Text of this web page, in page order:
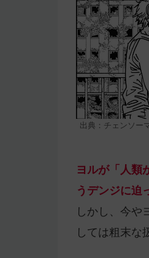
出典：チェンソー
ヨルが「人類
うデンジに迫
しかし、今や
しては粗末な